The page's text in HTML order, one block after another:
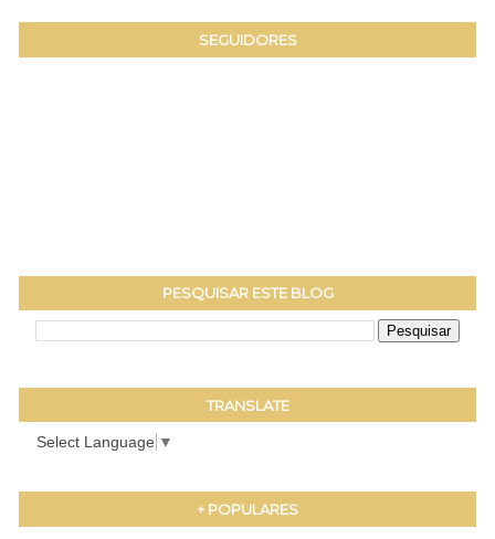
SEGUIDORES
PESQUISAR ESTE BLOG
TRANSLATE
Select Language ▼
+ POPULARES